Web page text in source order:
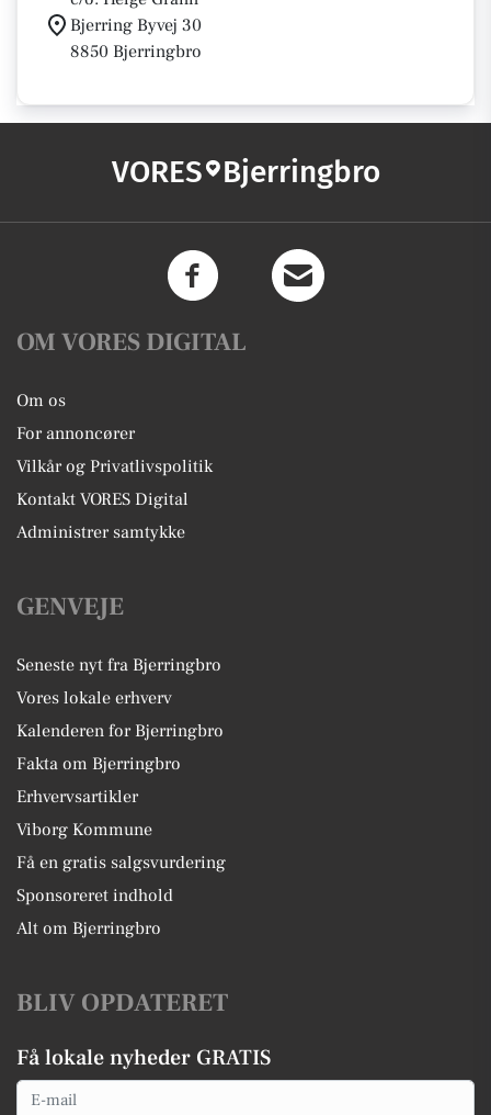
Bjerring Byvej 30
8850 Bjerringbro
VORES Bjerringbro
OM VORES DIGITAL
Om os
For annoncører
Vilkår og Privatlivspolitik
Kontakt VORES Digital
Administrer samtykke
GENVEJE
Seneste nyt fra Bjerringbro
Vores lokale erhverv
Kalenderen for Bjerringbro
Fakta om Bjerringbro
Erhvervsartikler
Viborg Kommune
Få en gratis salgsvurdering
Sponsoreret indhold
Alt om Bjerringbro
BLIV OPDATERET
Få lokale nyheder GRATIS
Email